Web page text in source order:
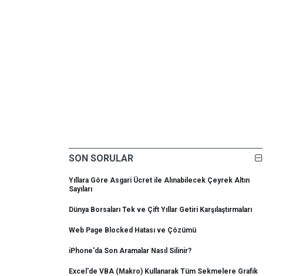
SON SORULAR
Yıllara Göre Asgari Ücret ile Alınabilecek Çeyrek Altın
Sayıları
Dünya Borsaları Tek ve Çift Yıllar Getiri Karşılaştırmaları
Web Page Blocked Hatası ve Çözümü
iPhone'da Son Aramalar Nasıl Silinir?
Excel'de VBA (Makro) Kullanarak Tüm Sekmelere Grafik